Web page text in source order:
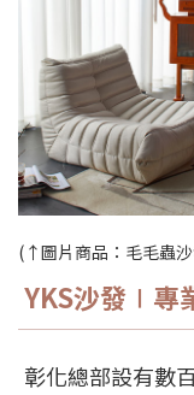
(↑圖片商品： 毛毛蟲
YKS沙發 ∣專
彰化總部設有數